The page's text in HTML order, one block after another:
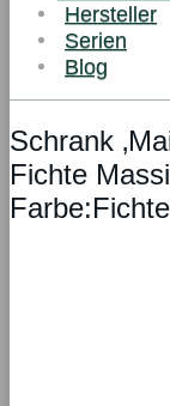
Hersteller
Serien
Blog
Schrank
Fichte